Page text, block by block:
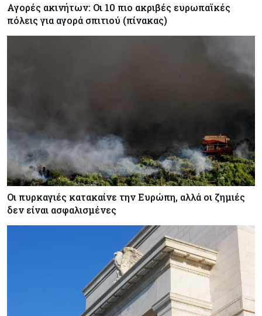
Αγορές ακινήτων: Οι 10 πιο ακριβές ευρωπαϊκές
πόλεις για αγορά σπιτιού (πίνακας)
Οι πυρκαγιές κατακαίνε την Ευρώπη, αλλά οι ζημιές
δεν είναι ασφαλισμένες